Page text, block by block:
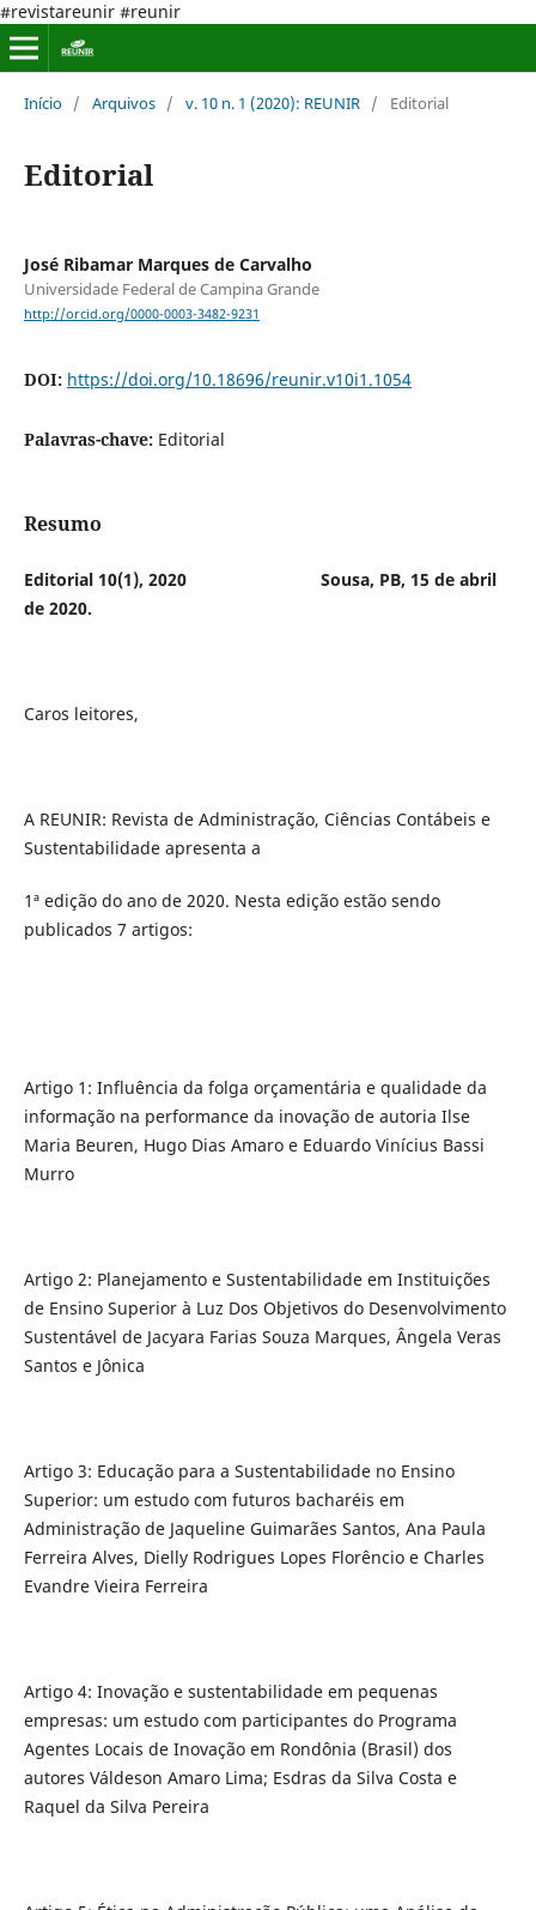
#revistareunir #reunir
Início / Arquivos / v. 10 n. 1 (2020): REUNIR / Editorial
Editorial
José Ribamar Marques de Carvalho
Universidade Federal de Campina Grande
http://orcid.org/0000-0003-3482-9231
DOI: https://doi.org/10.18696/reunir.v10i1.1054
Palavras-chave: Editorial
Resumo
Editorial 10(1), 2020 Sousa, PB, 15 de abril
de 2020.
Caros leitores,
A REUNIR: Revista de Administração, Ciências Contábeis e
Sustentabilidade apresenta a
1ª edição do ano de 2020. Nesta edição estão sendo
publicados 7 artigos:
Artigo 1: Influência da folga orçamentária e qualidade da
informação na performance da inovação de autoria Ilse
Maria Beuren, Hugo Dias Amaro e Eduardo Vinícius Bassi
Murro
Artigo 2: Planejamento e Sustentabilidade em Instituições
de Ensino Superior à Luz Dos Objetivos do Desenvolvimento
Sustentável de Jacyara Farias Souza Marques, Ângela Veras
Santos e Jônica
Artigo 3: Educação para a Sustentabilidade no Ensino
Superior: um estudo com futuros bacharéis em
Administração de Jaqueline Guimarães Santos, Ana Paula
Ferreira Alves, Dielly Rodrigues Lopes Florêncio e Charles
Evandre Vieira Ferreira
Artigo 4: Inovação e sustentabilidade em pequenas
empresas: um estudo com participantes do Programa
Agentes Locais de Inovação em Rondônia (Brasil) dos
autores Váldeson Amaro Lima; Esdras da Silva Costa e
Raquel da Silva Pereira